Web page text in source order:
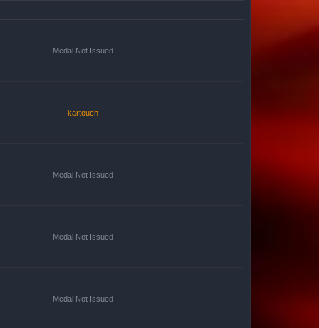
Medal Not Issued
kartouch
Medal Not Issued
Medal Not Issued
Medal Not Issued